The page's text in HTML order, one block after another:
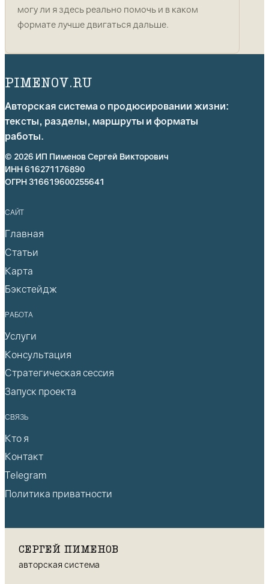
могу ли я здесь реально помочь и в каком
формате лучше двигаться дальше.
PIMENOV.RU
Авторская система о продюсировании жизни:
тексты, разделы, маршруты и форматы
работы.
© 2026 ИП Пименов Сергей Викторович
ИНН 616271176890
ОГРН 316619600255641
САЙТ
Главная
Статьи
Карта
Бэкстейдж
РАБОТА
Услуги
Консультация
Стратегическая сессия
Запуск проекта
СВЯЗЬ
Кто я
Контакт
Telegram
Политика приватности
СЕРГЕЙ ПИМЕНОВ
авторская система